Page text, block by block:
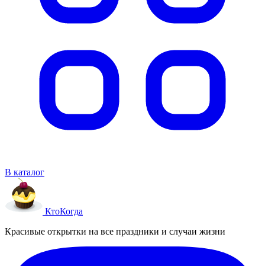
В каталог
КтоКогда
Красивые открытки на все праздники и случаи жизни